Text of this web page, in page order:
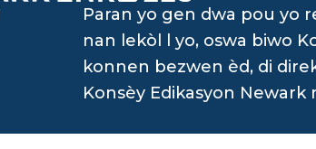
Paran yo gen dwa pou yo
nan lekòl l yo, oswa biwo
konnen bezwen èd, di
Konsèy Edikasyon Newark